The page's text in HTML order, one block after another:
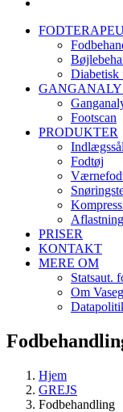
Diabetisk
Footscan
PRODUKTER
Fodtøj
PRISER
KONTAKT
MERE OM
Statsaut.
Om
Hjem
GREJS
Fodbehandling